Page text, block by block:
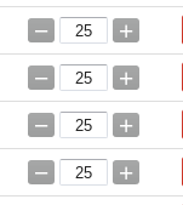
− +
− +
− +
− +